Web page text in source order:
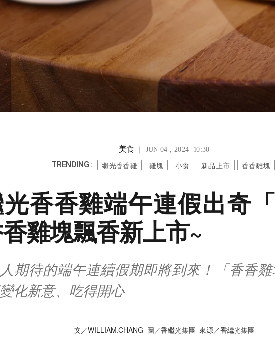
美食 ｜ JUN 04 , 2024 10:30
TRENDING : 繼光香香雞 雞塊 小食 新品上市 香香雞塊
香香雞端午連假出奇
雞塊飄香新上市~
期待的端午連續假期即將到來！「香香
化新意、吃得開心
文／WILLIAM.CHANG 圖／香繼光集團 來源／香繼光集團